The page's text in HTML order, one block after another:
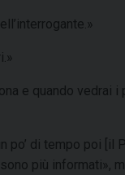
e quando
po’ di tempo poi
più informati»,